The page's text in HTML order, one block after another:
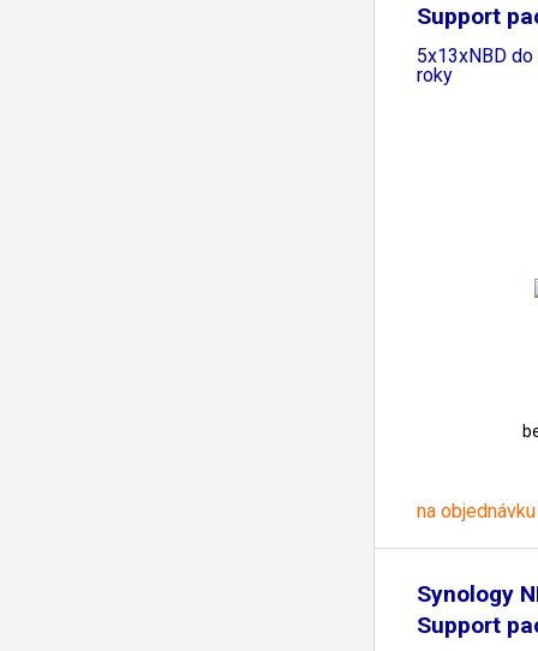
Support
5x13xNBD do
roky
na objednávku
Synology
Support